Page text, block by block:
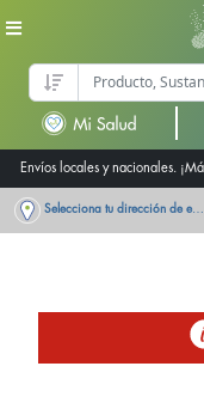
Envíos locales y nacionales.
Selecciona tu dirección de entrega